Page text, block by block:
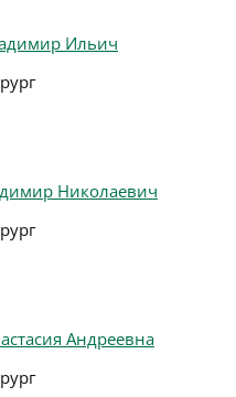
Ильич
Николаевич
Андреевна